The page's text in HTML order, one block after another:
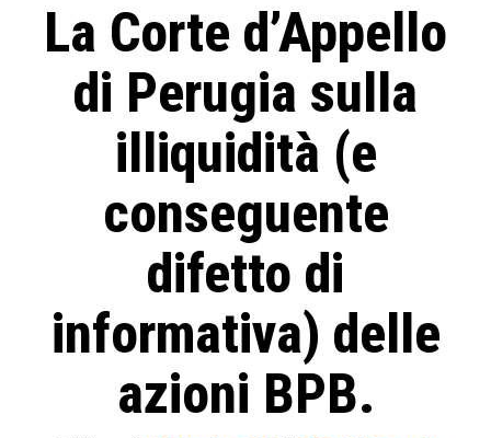
La Corte d’Appello
di Perugia sulla
illiquidità (e
conseguente
difetto di
informativa) delle
azioni BPB.